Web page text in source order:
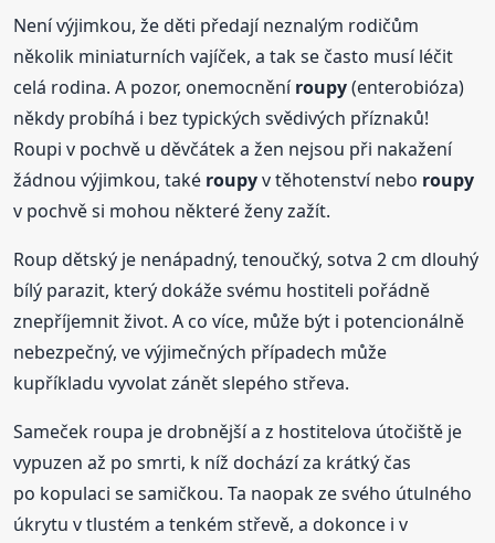
Není výjimkou, že děti předají neznalým rodičům
několik miniaturních vajíček, a tak se často musí léčit
celá rodina. A pozor, onemocněníroupy(enterobióza)
někdy probíhá i bez typických svědivých příznaků!
Roupi v pochvě u děvčátek a žen nejsou při nakažení
žádnou výjimkou, také roupyv těhotenství nebo roupy
v pochvě si mohou některé ženy zažít.
Roup dětský je nenápadný, tenoučký, sotva 2 cm dlouhý
bílý parazit, který dokáže svému hostiteli pořádně
znepříjemnit život. A co více, může být i potencionálně
nebezpečný, ve výjimečných případech může
kupříkladu vyvolat zánět slepého střeva.
Sameček roupa je drobnější a z hostitelova útočiště je
vypuzen až po smrti, k níž dochází za krátký čas
po kopulaci se samičkou. Ta naopak ze svého útulného
úkrytu v tlustém a tenkém střevě, a dokonce i v